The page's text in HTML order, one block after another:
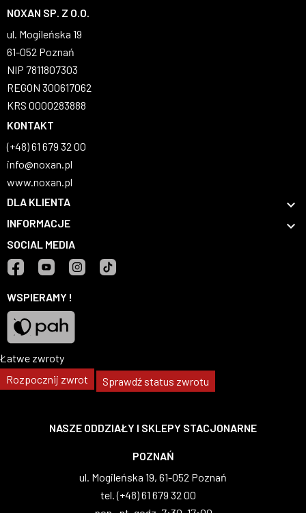
NOXAN SP. Z O.O.
ul. Mogileńska 19
61-052 Poznań
NIP 7811807303
REGON 300617062
KRS 0000283888
KONTAKT
(+48) 61 679 32 00
info@noxan.pl
www.noxan.pl
DLA KLIENTA

INFORMACJE 
SOCIAL MEDIA
WSPIERAMY !
Pah
Łatwe zwroty
Rozpocznij zwrot
Sprawdź status zwrotu
NASZE ODDZIAŁY I SKLEPY STACJONARNE
WARSZAWA
al. Wilanowska 83, 02-765 Warszawa
tel. (+48) 22 629 07 69